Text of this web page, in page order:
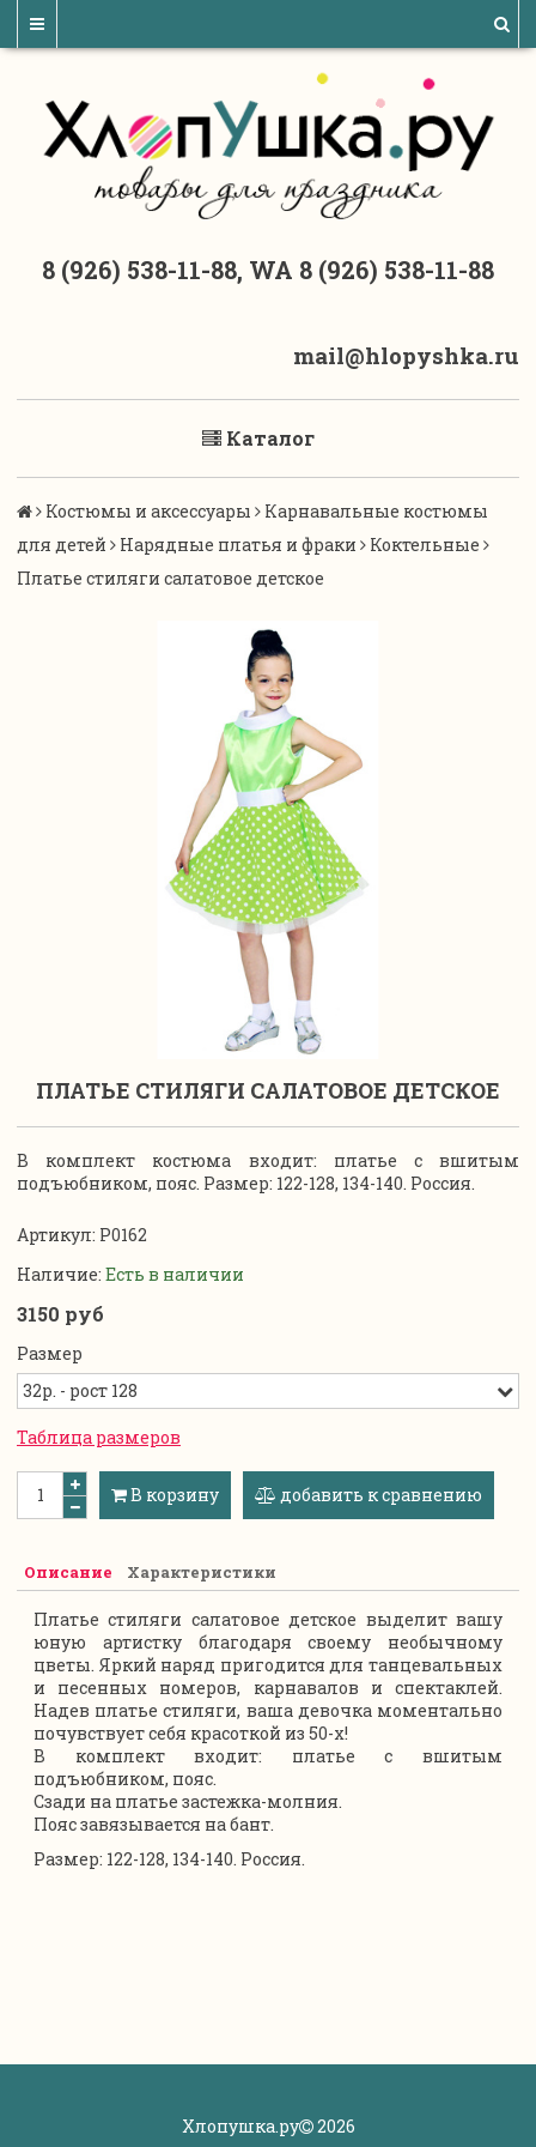
8 (926) 538-11-88, WA 8 (926) 538-11-88
mail@hlopyshka.ru
Каталог
Костюмы и аксессуары
Карнавальные костюмы
для детей
Нарядные платья и фраки
Коктельные
Платье стиляги салатовое детское
ПЛАТЬЕ СТИЛЯГИ САЛАТОВОЕ ДЕТСКОЕ
В комплект костюма входит: платье с вшитым
подъюбником, пояс. Размер: 122-128, 134-140. Россия.
Артикул: P0162
Наличие: Есть в наличии
3150 руб
Размер
Таблица размеров
В корзину добавить к сравнению
Описание Характеристики
Платье стиляги салатовое детское выделит вашу
юную артистку благодаря своему необычному
цветы. Яркий наряд пригодится для танцевальных
и песенных номеров, карнавалов и спектаклей.
Надев платье стиляги, ваша девочка моментально
почувствует себя красоткой из 50-х!
В комплект входит: платье с вшитым
подъюбником, пояс.
Сзади на платье застежка-молния.
Пояс завязывается на бант.
Размер: 122-128, 134-140. Россия.
Хлопушка.ру 2026